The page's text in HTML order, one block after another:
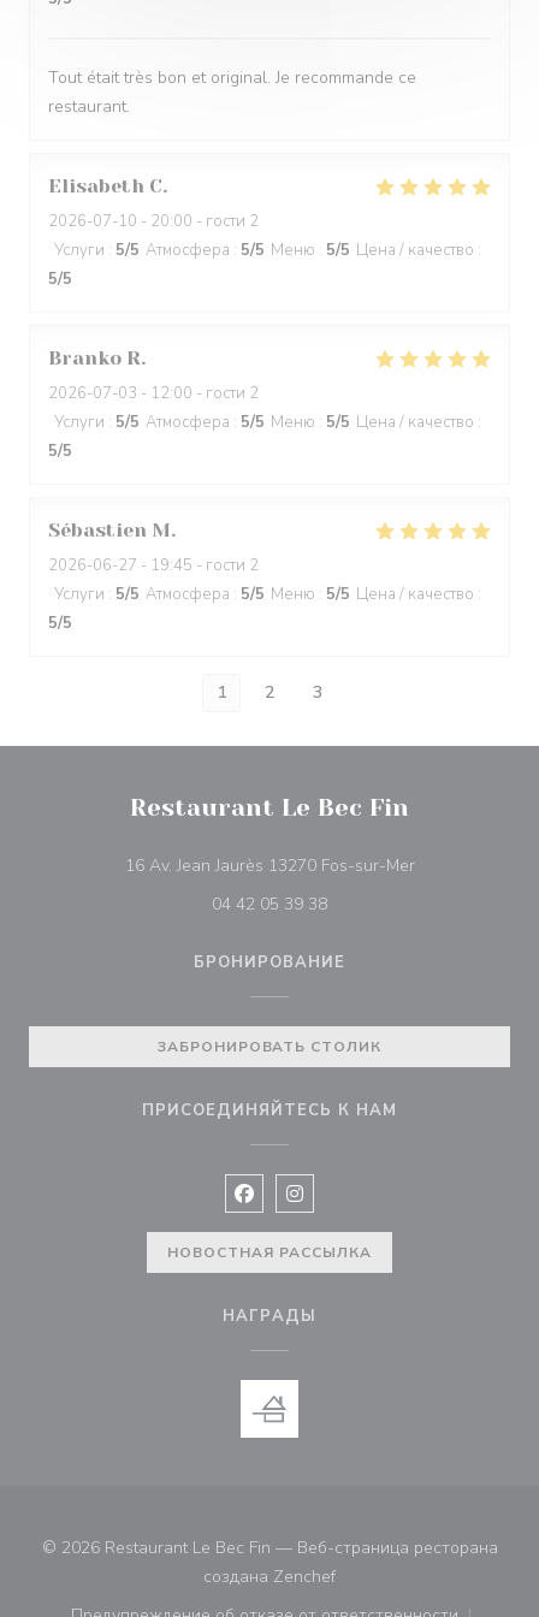
Tout était très bon et original. Je recommande ce
restaurant.
Elisabeth C
2026-07-10 - 20:00 - гости 2
Услуги : 5/5 Атмосфера : 5/5 Меню : 5/5 Цена / качество :
5/5
Branko R
2026-07-03 - 12:00 - гости 2
Услуги : 5/5 Атмосфера : 5/5 Меню : 5/5 Цена / качество :
5/5
Sébastien M
2026-06-27 - 19:45 - гости 2
Услуги : 5/5 Атмосфера : 5/5 Меню : 5/5 Цена / качество :
5/5
1 2 3
Restaurant Le Bec Fin
16 Av. Jean Jaurès 13270 Fos-sur-Mer((открывается
04 42 05 39 38
БРОНИРОВАНИЕ
ЗАБРОНИРОВАТЬ СТОЛИК
ПРИСОЕДИНЯЙТЕСЬ К НАМ
Facebook ((открывается в новом
Instagram ((открывается в
НОВОСТНАЯ РАССЫЛКА
НАГРАДЫ
© 2026 Restaurant Le Bec Fin — Веб-страница ресторана
создана Zenchef((открывается в новом